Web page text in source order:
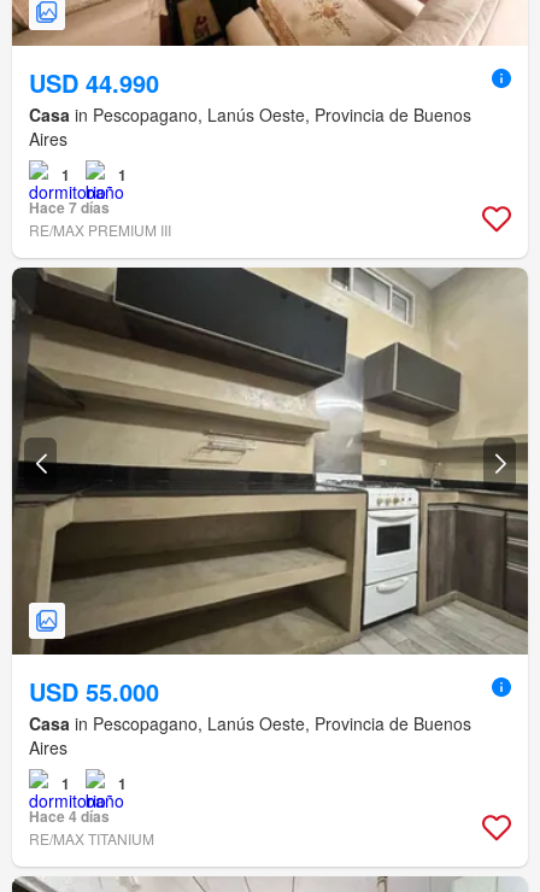
USD 44.990
Casa in Pescopagano, Lanús Oeste, Provincia de Buenos
Aires
1
1
Hace 7 días
RE/MAX PREMIUM III
USD 55.000
Casa in Pescopagano, Lanús Oeste, Provincia de Buenos
Aires
1
1
Hace 4 días
RE/MAX TITANIUM